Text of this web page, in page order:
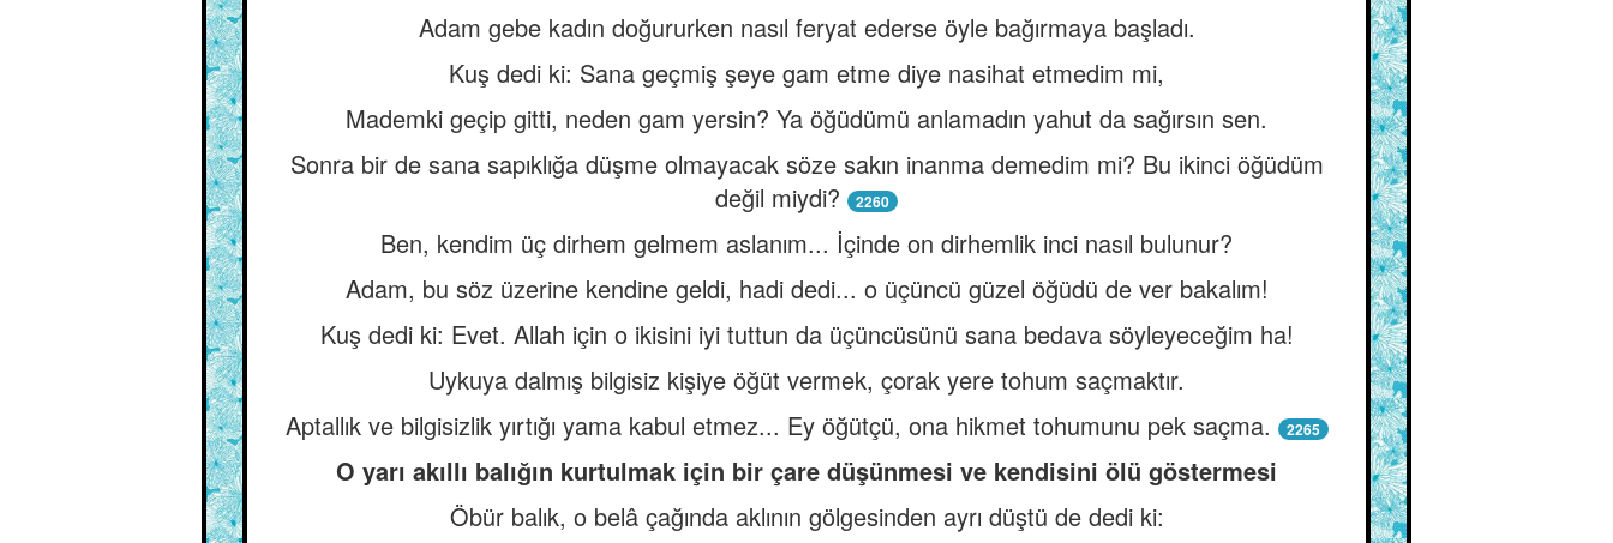
Adam gebe kadın doğururken nasıl feryat ederse öyle bağırmaya başladı.
Kuş dedi ki: Sana geçmiş şeye gam etme diye nasihat etmedim mi,
Mademki geçip gitti, neden gam yersin? Ya öğüdümü anlamadın yahut da sağırsın sen.
Sonra bir de sana sapıklığa düşme olmayacak söze sakın inanma demedim mi? Bu ikinci öğüdüm
değil miydi?
2260
Ben, kendim üç dirhem gelmem aslanım... İçinde on dirhemlik inci nasıl bulunur?
Adam, bu söz üzerine kendine geldi, hadi dedi... o üçüncü güzel öğüdü de ver bakalım!
Kuş dedi ki: Evet. Allah için o ikisini iyi tuttun da üçüncüsünü sana bedava söyleyeceğim ha!
Uykuya dalmış bilgisiz kişiye öğüt vermek, çorak yere tohum saçmaktır.
Aptallık ve bilgisizlik yırtığı yama kabul etmez... Ey öğütçü, ona hikmet tohumunu pek saçma.
2265
O yarı akıllı balığın kurtulmak için bir çare düşünmesi ve kendisini ölü göstermesi
Öbür balık, o belâ çağında aklının gölgesinden ayrı düştü de dedi ki: